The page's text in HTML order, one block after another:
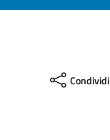
Condividi